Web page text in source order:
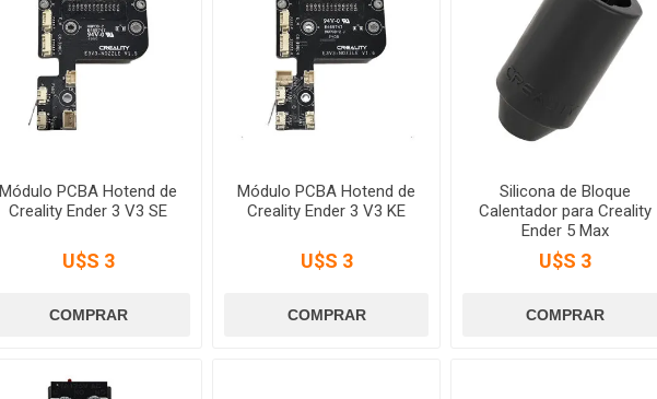
Módulo PCBA Hotend de
Creality Ender 3 V3 SE
U$S 3
Módulo PCBA Hotend de
Creality Ender 3 V3 KE
U$S 3
Silicona de Bloque
Calentador para Creality
Ender 5 Max
U$S 3